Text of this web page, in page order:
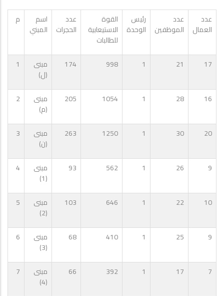
عدد
العمال
عدد
الموظفين
رئيس
الوحدة
القوة
الاستيعابية
للطالبات
عدد
الحجرات
اسم
المبني
م
17
21
1
998
174
مبنى
(ل)
1
16
28
1
1054
205
مبنى
(م)
2
20
30
1
1250
263
مبنى
(ن)
3
9
26
1
562
93
مبنى
(1)
4
10
22
1
646
103
مبنى
(2)
5
9
25
1
410
68
مبنى
(3)
6
7
17
1
392
66
مبنى
(4)
7